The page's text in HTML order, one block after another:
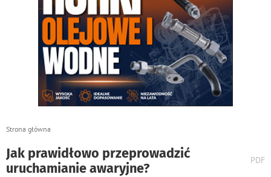
Strona główna
Jak prawidłowo przeprowadzić
uruchamianie awaryjne?
PDF